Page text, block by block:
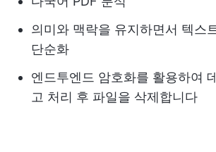
의미와 맥락을 유지하면서 텍스
단순화
엔드투엔드 암호화를 활용하여
고 처리 후 파일을 삭제합니다